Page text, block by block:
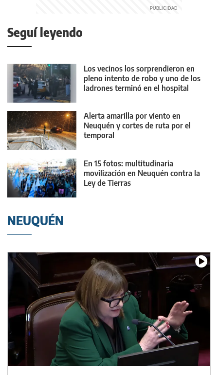
Seguí leyendo
Los vecinos los sorprendieron en
pleno intento de robo y uno de los
ladrones terminó en el hospital
Alerta amarilla por viento en
Neuquén y cortes de ruta por el
temporal
En 15 fotos: multitudinaria
movilización en Neuquén contra la
Ley de Tierras
NEUQUÉN